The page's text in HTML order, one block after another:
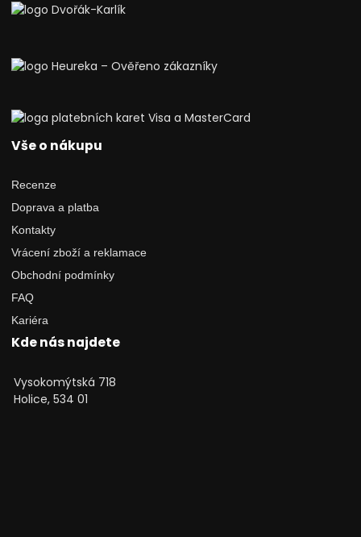
Vše o nákupu
Recenze
Doprava a platba
Kontakty
Vrácení zboží a reklamace
Obchodní podmínky
FAQ
Kariéra
Kde nás najdete
Vysokomýtská 718
Holice, 534 01